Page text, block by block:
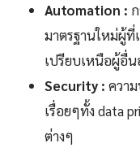
Automation :
มาตรฐานใหม่ผู้ที่
เปรียบเหนือผู้อื่น
Security : ควา
เรื่อยๆทั้ง data
ต่างๆ